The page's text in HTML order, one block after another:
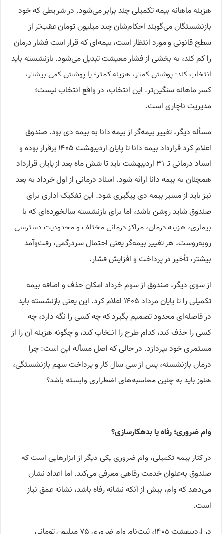
هزینه ماهانه بیمه تکمیلی چند برابر می‌شود. در شرایطی که خود
بازنشستگان می‌گویند احکام‌شان چند میلیون تومان عقب‌تر از
سطح قانونی و مورد انتظار است، بیمه‌ای که قرار است فشار درمان
را کم کند، به بخشی از فشار معیشت تبدیل می‌شود. بازنشسته باید
انتخاب کند: پوشش کمتر، هزینه کمتر؛ یا پوشش کمی بیشتر،
کسر ماهانه سنگین‌تر. این انتخاب، در واقع انتخاب نیست؛
مدیریت ناچاری است.
مسأله دیگر، تغییر بیمه‌گر از بیمه دانا به بیمه دی بود. صندوق
اعلام کرد قرارداد بیمه دانا تا پایان اردیبهشت ۱۴۰۵ برقرار بوده و
اسناد درمانی تا ۳۱ اردیبهشت باید تا شش ماه بعد از پایان قرارداد
همچنان به بیمه دانا ارائه شود. اسناد درمانی از اول خرداد به بعد
نیز باید از مسیر بیمه دی پیگیری شود. این تفکیک اداری برای
صندوق شاید روشن باشد، اما برای بازنشسته سالخورده‌ای که با
بیماری، هزینه درمان، مراکز درمانی مختلف و محدودیت دسترسی
روبه‌روست، هر تغییر بیمه‌گر یعنی احتمال سردرگمی، رفت‌وآمد
بیشتر، تأخیر در پرداخت و افزایش فشار.
از سوی دیگر، صندوق از سوم خرداد امکان حذف و اضافه بیمه
تکمیلی را تا پایان مرداد ۱۴۰۵ اعلام کرد. این یعنی بازنشسته باید
در فاصله‌ای محدود تصمیم بگیرد که چه کسی را نگه دارد، چه
کسی را حذف کند، کدام طرح را انتخاب کند، و چگونه هزینه آن را از
مستمری خود بپردازد. در حالی که اصل مسأله این است: چرا
درمان بازنشسته، پس از سی سال کار و پرداخت سهم بازنشستگی،
هنوز باید به چنین محاسبه‌های اضطراری وابسته باشد؟
وام ضروری؛ رفاه یا بدهکارسازی؟
در کنار بیمه تکمیلی، وام ضروری یکی دیگر از ابزارهایی است که
صندوق به‌عنوان خدمت رفاهی معرفی می‌کند. اما اعداد نشان
می‌دهد که وام، بیش از آنکه نشانه رفاه باشد، نشانه عمق نیاز
است.